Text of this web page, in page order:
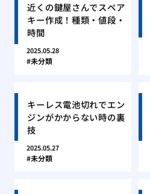
近くの鍵屋さんでスペア
キー作成！種類・値段・
時間
2025.05.28
未分類
キーレス電池切れでエン
ジンがかからない時の裏
技
2025.05.27
未分類